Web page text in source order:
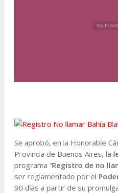
Se aprobó, en la Honorable
Provincia de Buenos Aires, la
programa “Registro de no
ser reglamentado por el
90 días a partir de su